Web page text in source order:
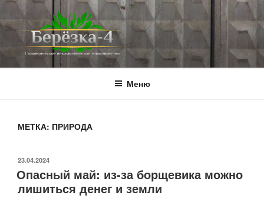
Перейти
к
содержимому
BEREZKA4.RU
СНТ Берёзка-4
Меню
МЕТКА: ПРИРОДА
ОПУБЛИКОВАНО
23.04.2024
Опасный май: из-за борщевика можно
лишиться денег и земли